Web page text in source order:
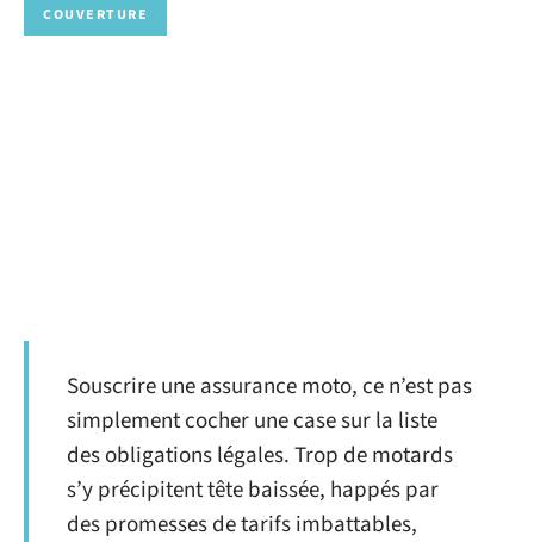
COUVERTURE
Souscrire une assurance moto, ce n’est pas
simplement cocher une case sur la liste
des obligations légales. Trop de motards
s’y précipitent tête baissée, happés par
des promesses de tarifs imbattables,